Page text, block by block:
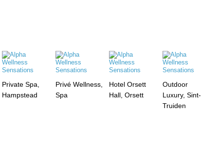
Private Spa,
Hampstead
Privé Wellness,
Spa
Hotel Orsett
Hall, Orsett
Outdoor
Luxury, Sint-
Truiden